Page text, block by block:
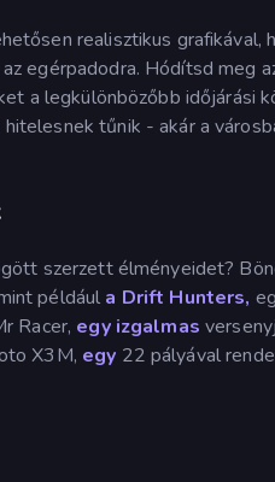
realisztikus
egérpadodra. Hódítsd meg
a legkülönbözőbb időjárási
tűnik - akár a
szerzett élményeidet?
például a Drift Hunters,
Racer, egy izgalmas
X3M, egy 22 pályával